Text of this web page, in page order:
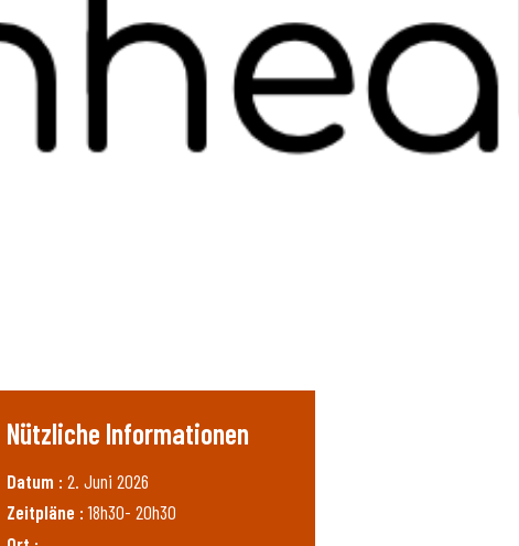
Nützliche Informationen
Datum : 2. Juni 2026
Zeitpläne :18h30- 20h30